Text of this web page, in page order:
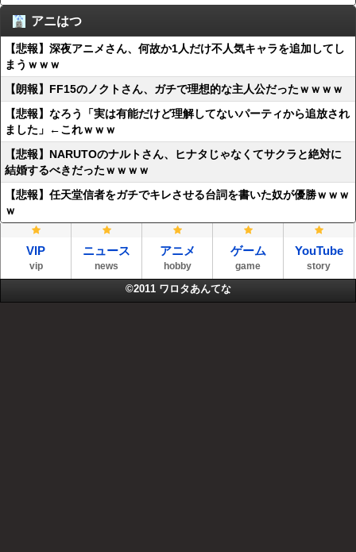
アニはつ
【悲報】深夜アニメさん、何故か1人だけ不人気キャラを追加してし
まうｗｗｗ
【朗報】FF15のノクトさん、ガチで理想的な主人公だったｗｗｗｗ
【悲報】なろう「実は有能だけど理解してないパーティから追放され
ました」←これｗｗｗ
【悲報】NARUTOのナルトさん、ヒナタじゃなくてサクラと絶対に
結婚するべきだったｗｗｗｗ
【悲報】任天堂信者をガチでキレさせる台詞を書いた奴が優勝ｗｗｗ
ｗ
VIP
vip
ニュース
news
アニメ
hobby
ゲーム
game
YouTube
story
©2011 ワロタあんてな